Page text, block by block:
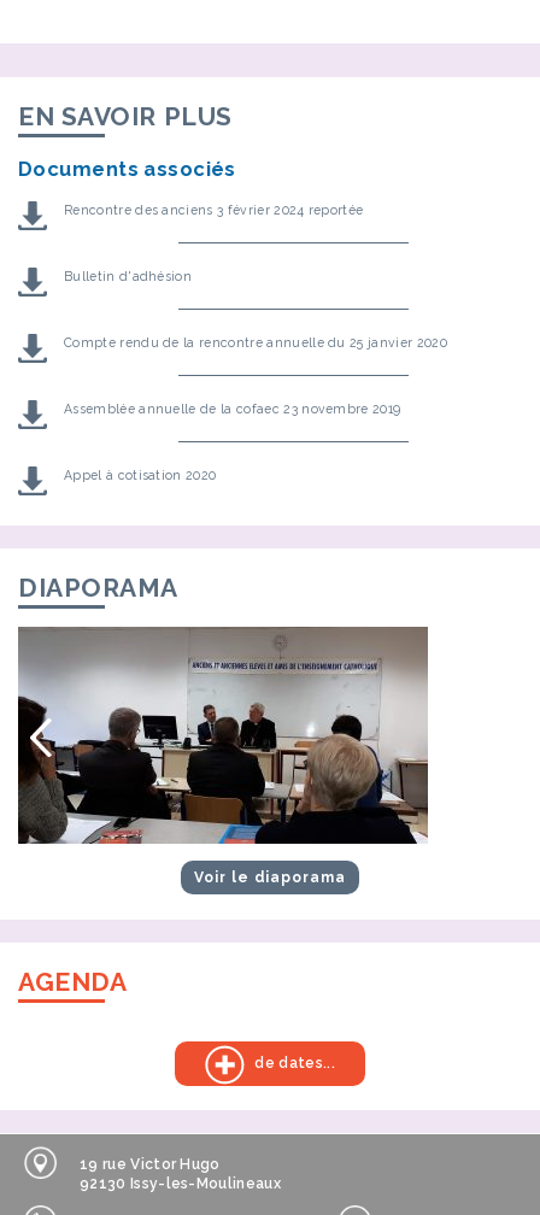
EN SAVOIR PLUS
Documents associés
Rencontre des anciens 3 février 2024 reportée
Bulletin d'adhésion
Compte rendu de la rencontre annuelle du 25 janvier 2020
Assemblée annuelle de la cofaec 23 novembre 2019
Appel à cotisation 2020
DIAPORAMA
Voir le diaporama
AGENDA
de dates...
19 rue Victor Hugo
92130 Issy-les-Moulineaux